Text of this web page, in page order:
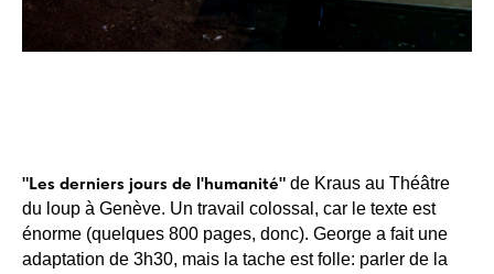
"Les derniers jours de l'humanité" de Kraus au Théâtre
du loup à Genève. Un travail colossal, car le texte est
énorme (quelques 800 pages, donc). George a fait une
adaptation de 3h30, mais la tache est folle: parler de la